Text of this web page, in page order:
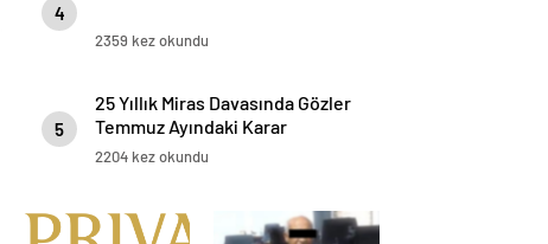
4
2359 kez okundu
5
25 Yıllık Miras Davasında Gözler
Temmuz Ayındaki Karar
Duruşmasına Çevrildi
2204 kez okundu